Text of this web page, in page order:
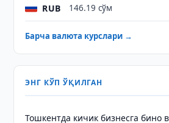
RUB 146.19 сўм
Барча валюта курслари →
ЭНГ КЎП ЎҚИЛГАН
Тошкентда кичик бизнесга бино